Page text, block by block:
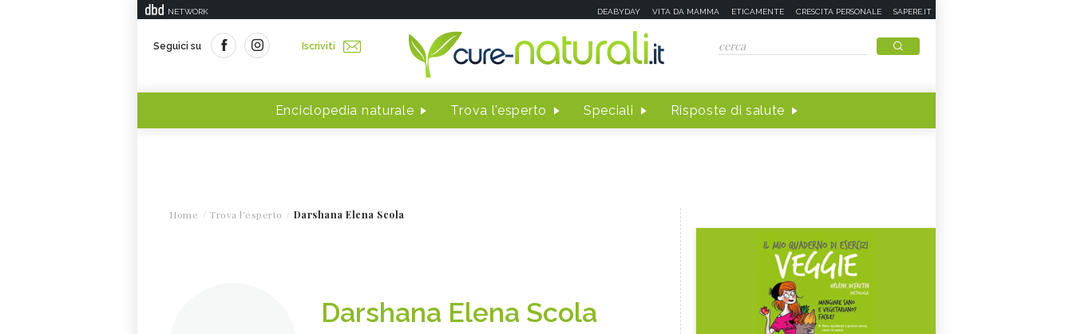
NETWORK DEABYDAY VITA DA MAMMA ETICAMENTE CRESCITA PERSONALE SAPERE.IT
Seguici su Iscriviti
Enciclopedia naturale Trova l'esperto Speciali Risposte di salute
Home Trova l'esperto Darshana Elena Scola
Darshana Elena Scola